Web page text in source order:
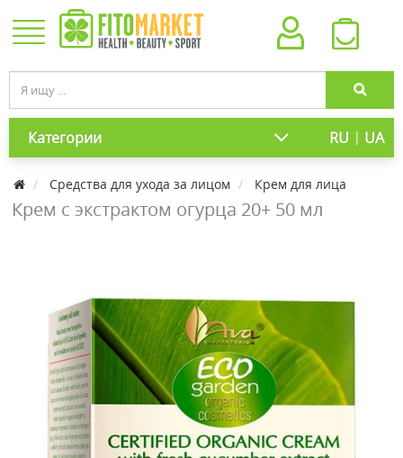
Категории RU | UA
Средства для ухода за лицом Крем для лица
Крем с экстрактом огурца 20+ 50 мл